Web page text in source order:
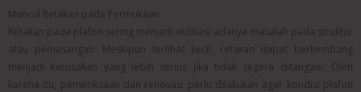
Muncul Retakan pada Permukaan
Retakan pada plafon sering menjadi indikasi adanya masalah pada struktur
atau pemasangan. Meskipun terlihat kecil, retakan dapat berkembang
menjadi kerusakan yang lebih serius jika tidak segera ditangani. Oleh
karena itu, pemeriksaan dan renovasi perlu dilakukan agar kondisi plafon